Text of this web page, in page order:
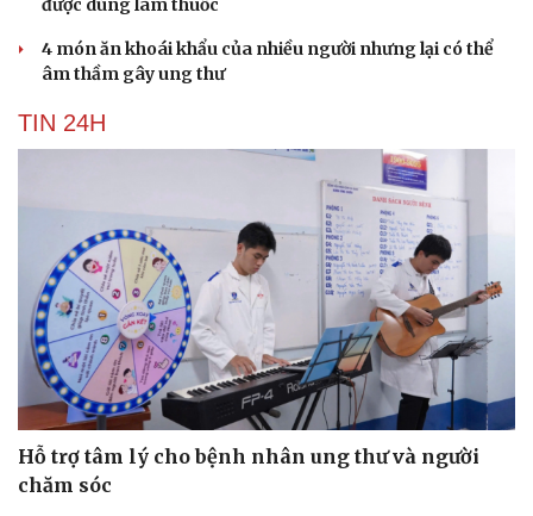
Văn học
Âm nhạc
Thời trang
được dùng làm thuốc
4 món ăn khoái khẩu của nhiều người nhưng lại có thể
âm thầm gây ung thư
TIN 24H
Hỗ trợ tâm lý cho bệnh nhân ung thư và người
chăm sóc